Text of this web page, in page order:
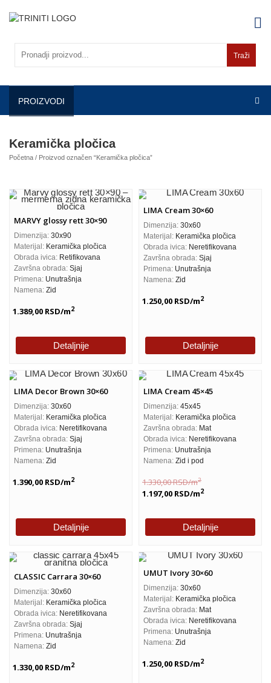
Traži
PROIZVODI
Keramička pločica
Početna / Proizvod označen “Keramička pločica”
MARVY glossy rett 30×90
Dimenzija: 30x90
Materijal: Keramička pločica
Obrada ivica: Retifikovana
Završna obrada: Sjaj
Primena: Unutrašnja
Namena: Zid
1.389,00 RSD/m2
Detaljnije
LIMA Cream 30×60
Dimenzija: 30x60
Materijal: Keramička pločica
Obrada ivica: Neretifikovana
Završna obrada: Sjaj
Primena: Unutrašnja
Namena: Zid
1.250,00 RSD/m2
Detaljnije
LIMA Decor Brown 30×60
Dimenzija: 30x60
Materijal: Keramička pločica
Obrada ivica: Neretifikovana
Završna obrada: Sjaj
Primena: Unutrašnja
Namena: Zid
1.390,00 RSD/m2
Detaljnije
LIMA Cream 45×45
Dimenzija: 45x45
Materijal: Keramička pločica
Završna obrada: Mat
Obrada ivica: Neretifikovana
Primena: Unutrašnja
Namena: Zid i pod
1.330,00RSD/m2
1.197,00 RSD/m2
Detaljnije
CLASSIC Carrara 30×60
Dimenzija: 30x60
Materijal: Keramička pločica
Obrada ivica: Neretifikovana
Završna obrada: Sjaj
Primena: Unutrašnja
Namena: Zid
1.330,00 RSD/m2
UMUT Ivory 30×60
Dimenzija: 30x60
Materijal: Keramička pločica
Završna obrada: Mat
Obrada ivica: Neretifikovana
Primena: Unutrašnja
Namena: Zid
1.250,00 RSD/m2